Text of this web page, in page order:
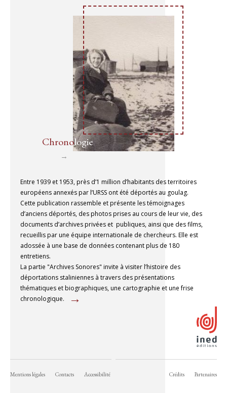
Chrono
Chronologie
Page
→
Entre 1939 et 1953, près d’1 million d’habitants des territoires
européens annexés par l’URSS ont été déportés au goulag.
Cette publication rassemble et présente les témoignages
d’anciens déportés, des photos prises au cours de leur vie, des
documents d’archives privées et publiques, ainsi que des films,
recueillis par une équipe internationale de chercheurs. Elle est
adossée à une base de données contenant plus de 180
entretiens.
La partie "Archives Sonores" invite à visiter l’histoire des
déportations staliniennes à travers des présentations
thématiques et biographiques, une cartographie et une frise
chronologique.
Page
→
Mentions légales Contacts Accessibilité Crédits Partenaires